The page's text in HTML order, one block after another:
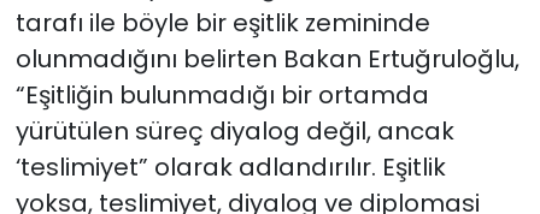
tarafı ile böyle bir eşitlik zemininde
olunmadığını belirten Bakan Ertuğruloğlu,
“Eşitliğin bulunmadığı bir ortamda
yürütülen süreç diyalog değil, ancak
‘teslimiyet” olarak adlandırılır. Eşitlik
yoksa, teslimiyet, diyalog ve diplomasi